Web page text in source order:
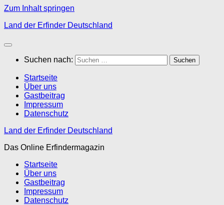
Zum Inhalt springen
Land der Erfinder Deutschland
Suchen nach:
Startseite
Über uns
Gastbeitrag
Impressum
Datenschutz
Land der Erfinder Deutschland
Das Online Erfindermagazin
Startseite
Über uns
Gastbeitrag
Impressum
Datenschutz